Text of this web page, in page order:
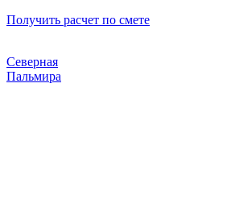
Получить расчет по смете
Северная
Пальмира